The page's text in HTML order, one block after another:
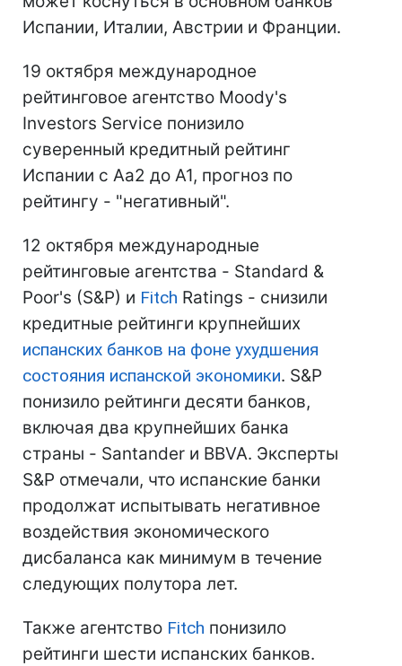
Испании, Италии, Австрии и Франции.
19 октября международное
рейтинговое агентство Moody's
Investors Service понизило
суверенный кредитный рейтинг
Испании с Aa2 до A1, прогноз по
рейтингу - "негативный".
12 октября международные
рейтинговые агентства - Standard &
Poor's (S&P) и Fitch Ratings - снизили
кредитные рейтинги крупнейших
испанских банков на фоне ухудшения
состояния испанской экономики. S&P
понизило рейтинги десяти банков,
включая два крупнейших банка
страны - Santander и BBVA. Эксперты
S&P отмечали, что испанские банки
продолжат испытывать негативное
воздействия экономического
дисбаланса как минимум в течение
следующих полутора лет.
Также агентство Fitch понизило
рейтинги шести испанских банков.